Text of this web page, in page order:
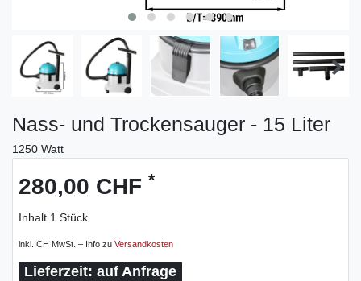
Nass- und Trockensauger - 15 Liter
1250 Watt
280,00 CHF *
Inhalt 1 Stück
inkl. CH MwSt. – Info zu Versandkosten
auf Anfrage